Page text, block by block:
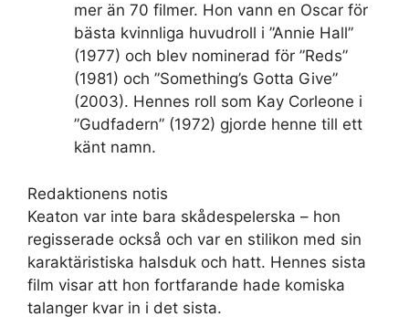
mer än 70 filmer. Hon vann en Oscar för
bästa kvinnliga huvudroll i ”Annie Hall”
(1977) och blev nominerad för ”Reds”
(1981) och ”Something’s Gotta Give”
(2003). Hennes roll som Kay Corleone i
”Gudfadern” (1972) gjorde henne till ett
känt namn.
Redaktionens notis
Keaton var inte bara skådespelerska – hon
regisserade också och var en stilikon med sin
karaktäristiska halsduk och hatt. Hennes sista
film visar att hon fortfarande hade komiska
talanger kvar in i det sista.